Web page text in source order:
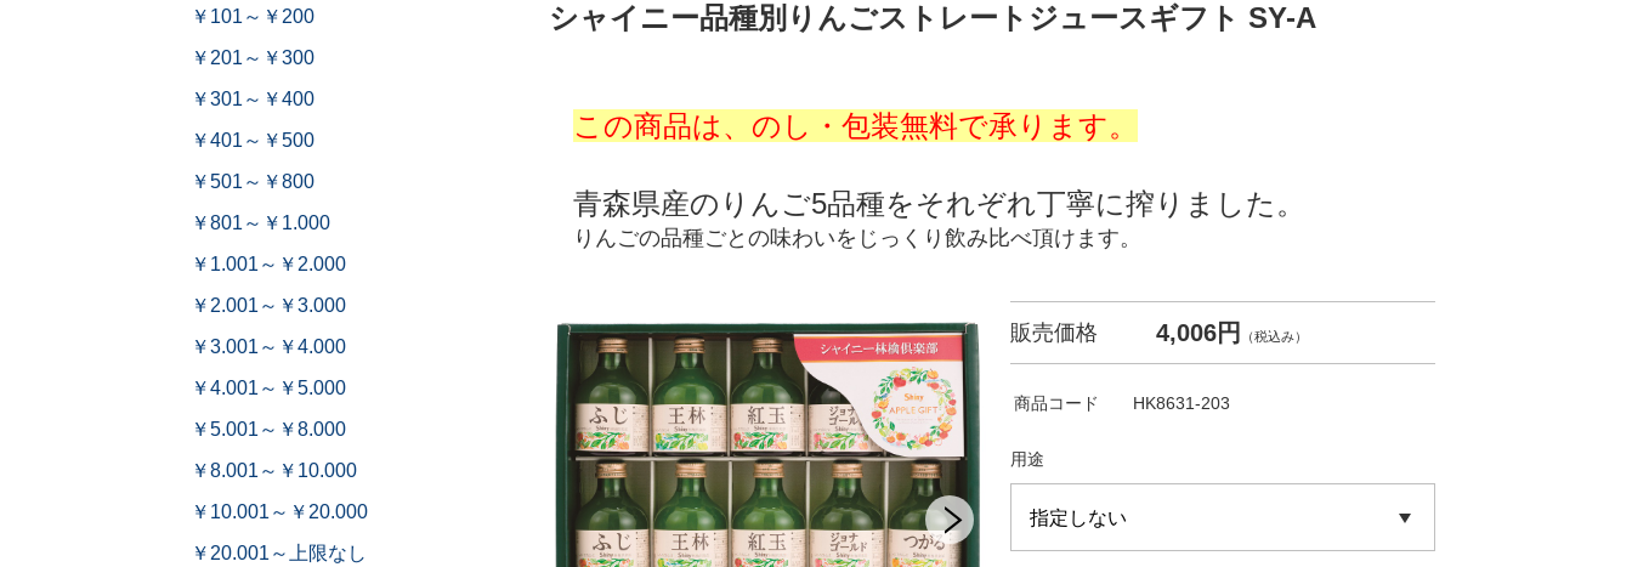
シャイニー品種別りんごストレートジュースギフト SY-A
この商品は、のし・包装無料で承ります。
青森県産のりんご5品種をそれぞれ丁寧に搾りました。
りんごの品種ごとの味わいをじっくり飲み比べ頂けます。
販売価格 4,006円 （税込み）
商品コード HK8631-203
用途
￥101～￥200
￥201～￥300
￥301～￥400
￥401～￥500
￥501～￥800
￥801～￥1.000
￥1.001～￥2.000
￥2.001～￥3.000
￥3.001～￥4.000
￥4.001～￥5.000
￥5.001～￥8.000
￥8.001～￥10.000
￥10.001～￥20.000
￥20.001～上限なし